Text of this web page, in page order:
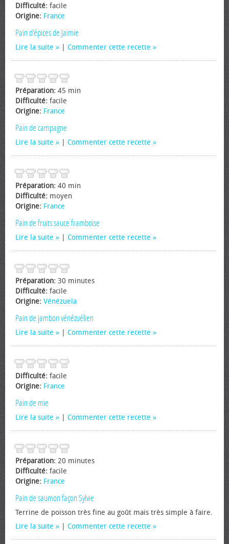
Difficulté: facile
Origine: France
Pain d'épices de Jaimie
Lire la suite Commenter cette recette
Préparation: 45 min
Difficulté: facile
Origine: France
Pain de campagne
Lire la suite Commenter cette recette
Préparation: 40 min
Difficulté: moyen
Origine: France
Pain de fruits sauce framboise
Lire la suite Commenter cette recette
Préparation: 30 minutes
Difficulté: facile
Origine: Vénézuela
Pain de jambon vénézuélien
Lire la suite Commenter cette recette
Difficulté: facile
Origine: France
Pain de mie
Lire la suite Commenter cette recette
Préparation: 20 minutes
Difficulté: facile
Origine: France
Pain de saumon façon Sylvie
Terrine de poisson très fine au goût mais très simple à faire.
Lire la suite
Commenter cette recette